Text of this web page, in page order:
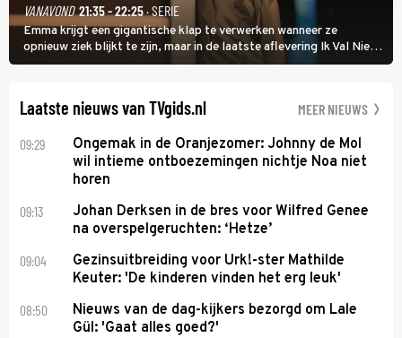
VANAVOND 21:35 - 22:25· SERIE
Emma krijgt een gigantische klap te verwerken wanneer ze
opnieuw ziek blijkt te zijn, maar in de laatste aflevering Ik Val Niet,
Ik Dans laat ze zien dat ze niet van plan is op te geven, zelfs als ze
Laatste nieuws van TVgids.nl MEER NIEUWS
09:29
Ongemak in de Oranjezomer: Johnny de Mol
wil intieme ontboezemingen nichtje Noa niet
horen
09:13
Johan Derksen in de bres voor Wilfred Genee
na overspelgeruchten: ‘Hetze’
09:04
Gezinsuitbreiding voor Urk!-ster Mathilde
Keuter: 'De kinderen vinden het erg leuk'
08:50
Nieuws van de dag-kijkers bezorgd om Lale
Gül: 'Gaat alles goed?'